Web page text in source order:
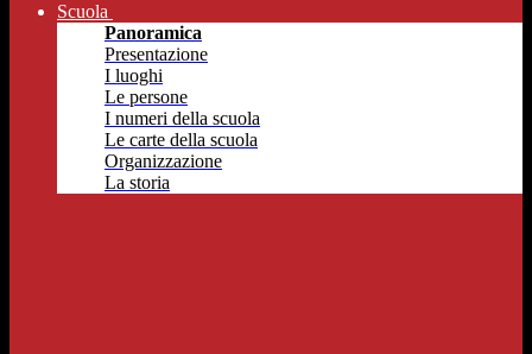
Scuola
Panoramica
Presentazione
I luoghi
Le persone
I numeri della scuola
Le carte della scuola
Organizzazione
La storia